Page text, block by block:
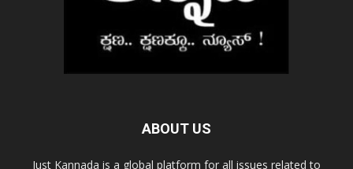
ABOUT US
Just Kannada is a global platform for all issues related to